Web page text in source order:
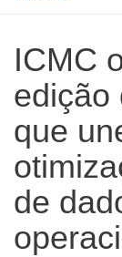
ICMC
edição
que
de